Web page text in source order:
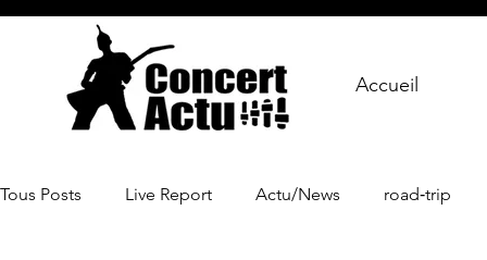
Accueil
Tous Posts Live Report Actu/News road‑trip